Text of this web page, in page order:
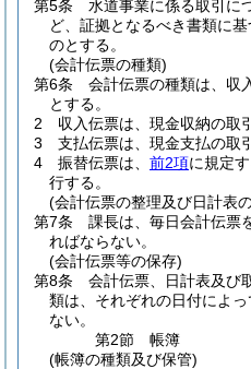
第5条
水道事業に係る取引に
ど、証拠となるべき書類に
のとする。
(会計伝票の種類)
第6条
会計伝票の種類は、収
とする。
2
収入伝票は、現金収納の取
3
支払伝票は、現金支払の取
4
振替伝票は、 前2項に規定
行する。
(会計伝票の整理及び日計表
第7条
課長は、毎日会計伝票
ればならない。
(会計伝票等の保存)
第8条
会計伝票、日計表及び
類は、それぞれの日付によ
ない。
第2節
帳簿
(帳簿の種類及び保管)